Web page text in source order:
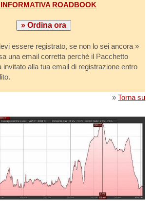
ROADBOOK
essere registrato, se non lo sei ancora »
una email corretta perchè il Pacchetto
invitato alla tua email di registrazione entro
»Torna su